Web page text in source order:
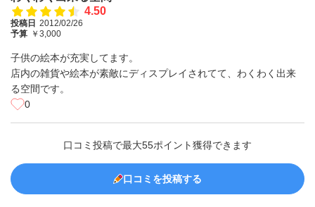
4.50
投稿日 2012/02/26
予算 ￥3,000
子供の絵本が充実してます。
店内の雑貨や絵本が素敵にディスプレイされてて、わくわく出来
る空間です。
0
口コミ投稿で最大55ポイント獲得できます
口コミを投稿する